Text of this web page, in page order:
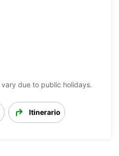
due to public holidays.
Itinerario